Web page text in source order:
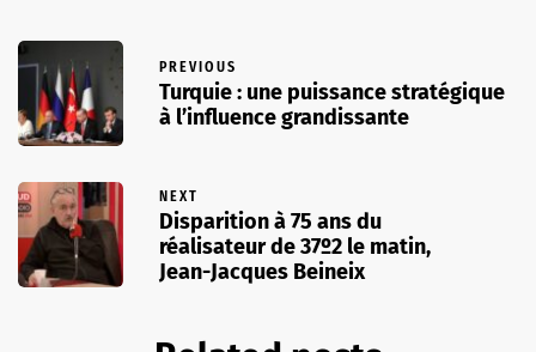
PREVIOUS
Turquie : une puissance stratégique
à l’influence grandissante
NEXT
Disparition à 75 ans du
réalisateur de 37º2 le matin,
Jean-Jacques Beineix